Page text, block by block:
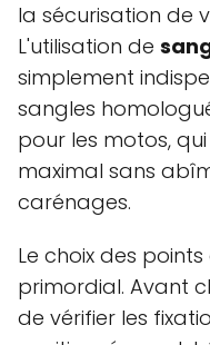
la sécurisation de
L'utilisation de
simplement
sangles
pour les motos,
maximal sans
carénages.
Le choix des
primordial. Avant
de vérifier les